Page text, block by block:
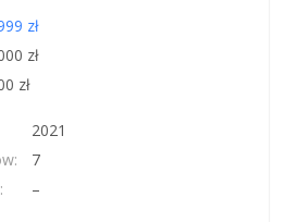
zł
zł
zł
2021
7
–